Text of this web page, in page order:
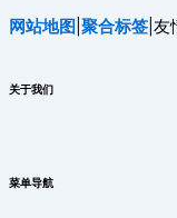
网站地图 聚合标签 |友
关于我们
菜单导航